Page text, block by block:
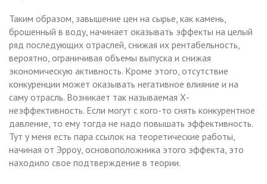
Таким образом, завышение цен на сырье, как камень,
брошенный в воду, начинает оказывать эффекты на целый
ряд последующих отраслей, снижая их рентабельность,
вероятно, ограничивая объемы выпуска и снижая
экономическую активность. Кроме этого, отсутствие
конкуренции может оказывать негативное влияние и на
саму отрасль. Возникает так называемая Х-
неэффективность. Если могут с кого-то снять конкурентное
давление, то ему тогда не надо повышать эффективность.
Тут у меня есть пара ссылок на теоретические работы,
начиная от Эрроу, основоположника этого эффекта, это
находило свое подтверждение в теории.